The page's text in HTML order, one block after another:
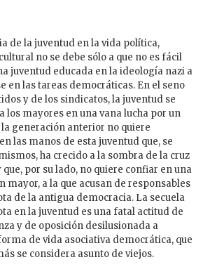
de la juventud en la vida política,
no se debe sólo a que no es fácil
juventud educada en la ideología nazi a
en las tareas democráticas. En el seno
y de los sindicatos, la juventud se
los mayores en una vana lucha por un
generación anterior no quiere
las manos de esta juventud que, se
ha crecido a la sombra de la cruz
que, por su lado, no quiere confiar en una
mayor, a la que acusan de responsables
de la antigua democracia. La secuela
en la juventud es una fatal actitud de
y de oposición desilusionada a
de vida asociativa democrática, que
se considera asunto de viejos.